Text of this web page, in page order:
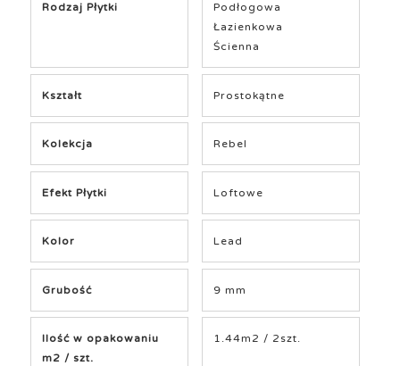
Rodzaj Płytki
Podłogowa
Łazienkowa
Ścienna
Kształt Prostokątne
Kolekcja Rebel
Efekt Płytki Loftowe
Kolor Lead
Grubość 9 mm
Ilość w opakowaniu
m2 / szt.
1.44m2 / 2szt.